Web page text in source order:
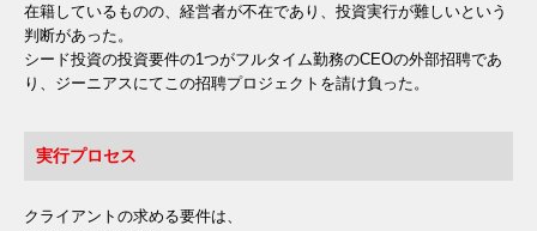
在籍しているものの、経営者が不在であり、投資実行が難しいという
判断があった。
シード投資の投資要件の1つがフルタイム勤務のCEOの外部招聘であ
り、ジーニアスにてこの招聘プロジェクトを請け負った。
実行プロセス
クライアントの求める要件は、